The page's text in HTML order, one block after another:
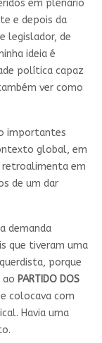
em plenário
e depois da
legislador, de
ideia é
política capaz
ver como
importantes
global, em
em
de um dar
demanda
que tiveram uma
porque
ao PARTIDO DOS
colocava com
Havia uma